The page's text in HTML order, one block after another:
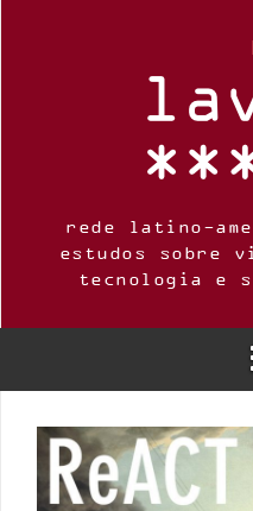
rede latino-
estudos sobre
tecnologia e